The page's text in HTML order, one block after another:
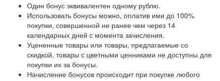
Один бонус эквивалентен одному рублю.
Использовать бонусы можно, оплатив ими до 100%
покупки, совершенной не ранее чем через 14
календарных дней с момента зачисления.
Уцененные товары или товары, предлагаемые со
скидкой, товары с цветными ценниками не доступны для
покупки их за бонусы.
Начисление бонусов происходит при покупке любого